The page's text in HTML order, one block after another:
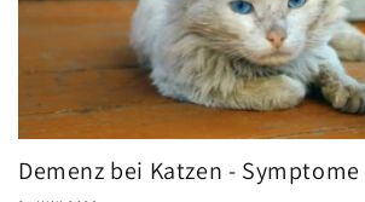
Demenz bei Katzen -